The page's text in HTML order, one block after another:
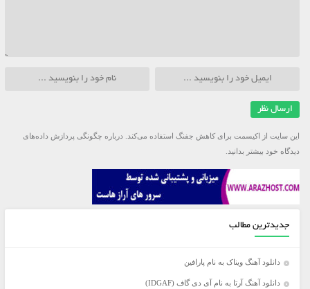
این سایت از اکیسمت برای کاهش جفنگ استفاده می‌کند. درباره چگونگی پردازش داده‌های
دیدگاه خود بیشتر بدانید.
جدیدترین مطالب
دانلود آهنگ ویناک به نام پارافین
دانلود آهنگ آرتا به نام آی دی گاف (IDGAF)